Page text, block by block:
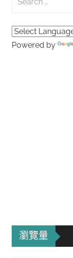
Powered by
瀏覽量